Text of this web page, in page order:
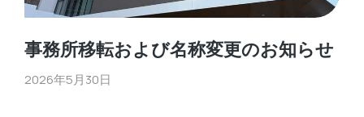
事務所移転および名称変更のお知らせ
2026年5月30日